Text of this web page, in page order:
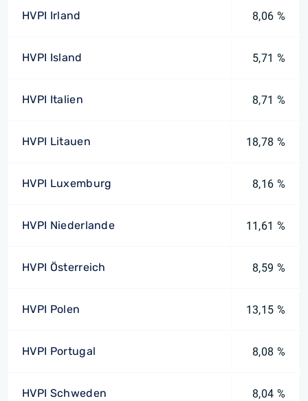
HVPI Irland 8,06 %
HVPI Island 5,71 %
HVPI Italien 8,71 %
HVPI Litauen 18,78 %
HVPI Luxemburg 8,16 %
HVPI Niederlande 11,61 %
HVPI Österreich 8,59 %
HVPI Polen 13,15 %
HVPI Portugal 8,08 %
HVPI Schweden 8,04 %